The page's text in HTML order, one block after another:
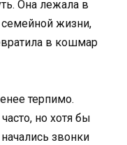
Она лежала в
жизни,
в кошмар
терпимо.
но хотя бы
звонки